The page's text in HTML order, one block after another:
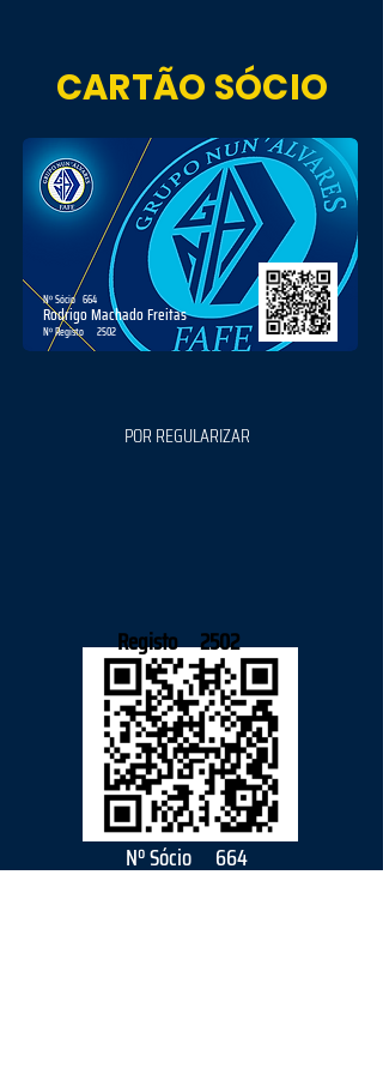
CARTÃO SÓCIO
664
Nº Sócio
Rodrigo Machado Freitas
2502
Nº Registo
POR REGULARIZAR
664
Nº Sócio
Registo 2502